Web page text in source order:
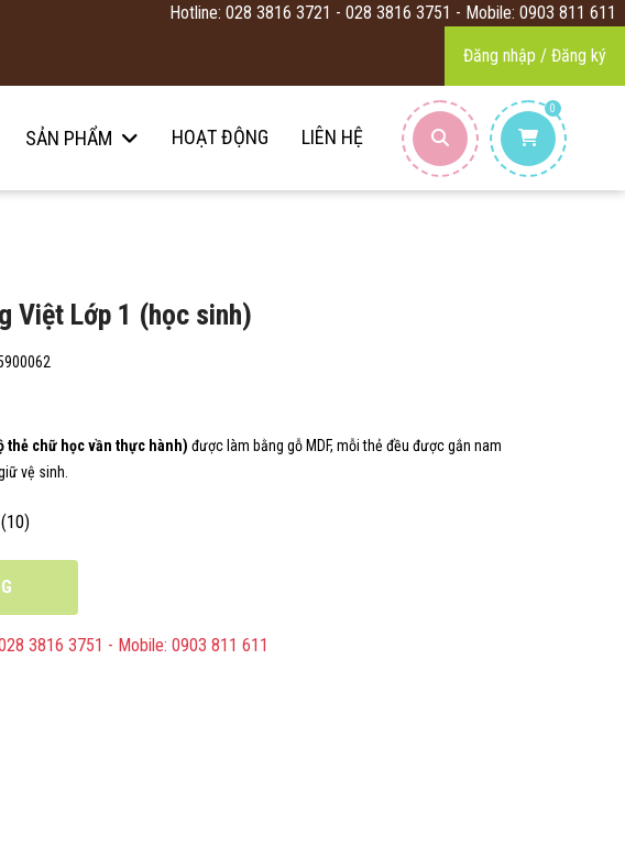
Hotline: 028 3816 3721 - 028 3816 3751 - Mobile: 0903 811 611
Đăng nhập / Đăng ký
SẢN PHẨM HOẠT ĐỘNG LIÊN HỆ
0
Việt Lớp 1 (học sinh)
thẻ chữ học vần thực hành) được làm bằng gỗ MDF, mỗi thẻ đều được gắn nam
vệ sinh.​
(10)
3816 3751 - Mobile: 0903 811 611